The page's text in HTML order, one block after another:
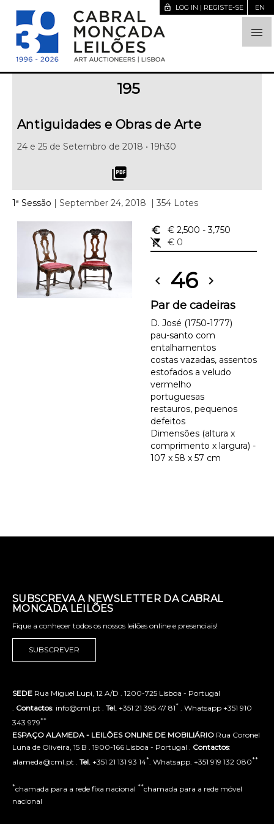

lock_open LOG IN | REGISTE-SE EN
195
Antiguidades e Obras de Arte
24 e 25 de Setembro de 2018 • 19h30
picture_as_pdf
1ª Sessão | September 24, 2018 | 354 Lotes
euro_symbol € 2,500 - 3,750
remove_shopping_cart
€ 0
chevron_left 46 chevron_right
Par de cadeiras
D. José (1750-1777)
pau-santo com
entalhamentos
costas vazadas, assentos
estofados a veludo
vermelho
portuguesas
restauros, pequenos
defeitos
Dimensões (altura x
comprimento x largura) -
107 x 58 x 57 cm
SUBSCREVA A NEWSLETTER DA CABRAL
MONCADA LEILÕES
Fique a conhecer todos os nossos leilões online e presenciais!
SUBSCREVER
SEDE Rua Miguel Lupi, 12 A/D . 1200-725 Lisboa - Portugal
Contactos: info@cml.pt . Tel. +351 21 395 47 81* . Whatsapp +351 910
343 979**
ESPAÇO ALAMEDA - LEILÕES ONLINE DE MOBILIÁRIO Rua Coronel
Luna de Oliveira, 15 B . 1900-166 Lisboa - Portugal . Contactos:
alameda@cml.pt . Tel. +351 21 131 93 14* . Whatsapp. +351 919 132 080**
*chamada para a rede fixa nacional **chamada para a rede móvel
nacional